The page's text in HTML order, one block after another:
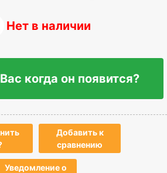
Нет в наличии
когда он появится?
Добавить к
сравнению
Уведомление о